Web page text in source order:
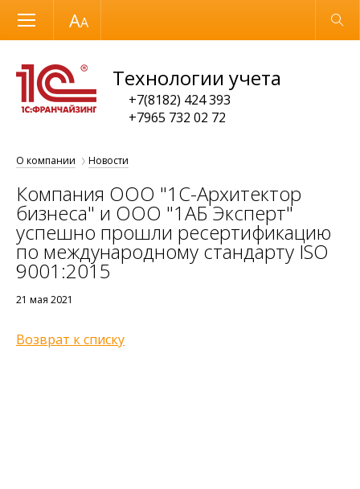
Размер шрифта Обычная версия
Технологии учета
+7(8182) 424 393
+7965 732 02 72
О компании Новости
Компания ООО "1С-Архитектор
бизнеса" и ООО "1АБ Эксперт"
успешно прошли ресертификацию
по международному стандарту ISO
9001:2015
21 мая 2021
Возврат к списку